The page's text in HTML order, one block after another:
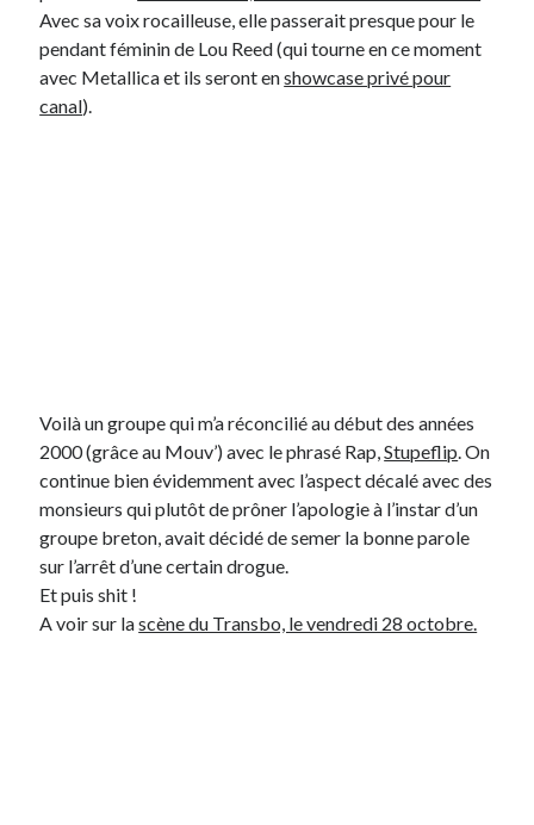
Avec sa voix rocailleuse, elle passerait presque pour le
pendant féminin de Lou Reed (qui tourne en ce moment
avec Metallica et ils seront enshowcase privé pour
canal).
Voilà un groupe qui m’a réconcilié au début des années
2000 (grâce au Mouv’) avec le phrasé Rap,Stupeflip. On
continue bien évidemment avec l’aspect décalé avec des
monsieurs qui plutôt de prôner l’apologie à l’instar d’un
groupe breton, avait décidé de semer la bonne parole
sur l’arrêt d’une certain drogue.
Et puis shit !
A voir sur lascène du Transbo, le vendredi 28 octobre.